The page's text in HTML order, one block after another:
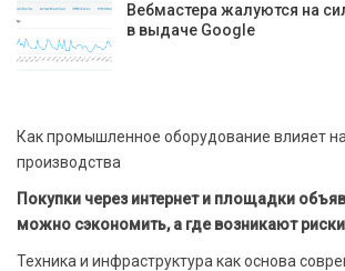
Вебмастера жалуются на
в выдаче Google
Как промышленное оборудование влияет
производства
Покупки через интернет и площадки
можно сэкономить, а где возникают риски
Техника и инфраструктура как основа